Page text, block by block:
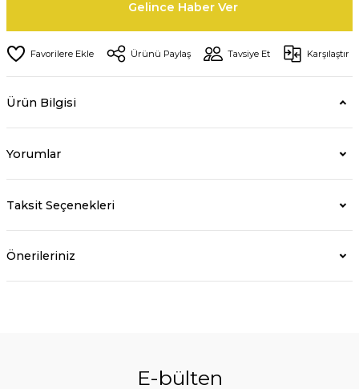
Gelince Haber Ver
Ürünü Paylaş Tavsiye Et Karşılaştır
Ürün Bilgisi
Yorumlar
Taksit Seçenekleri
Önerileriniz
E-bülten